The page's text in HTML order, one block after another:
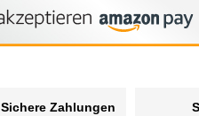
Sichere Zahlungen